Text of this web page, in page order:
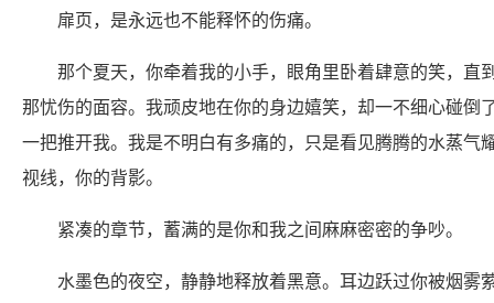
扉页，是永远也不能释怀的伤痛。
那个夏天，你牵着我的小手，眼角里卧着肆意的笑，直
那忧伤的面容。我顽皮地在你的身边嬉笑，却一不细心碰倒
一把推开我。我是不明白有多痛的，只是看见腾腾的水蒸气
视线，你的背影。
紧凑的章节，蓄满的是你和我之间麻麻密密的争吵。
水墨色的夜空，静静地释放着黑意。耳边跃过你被烟